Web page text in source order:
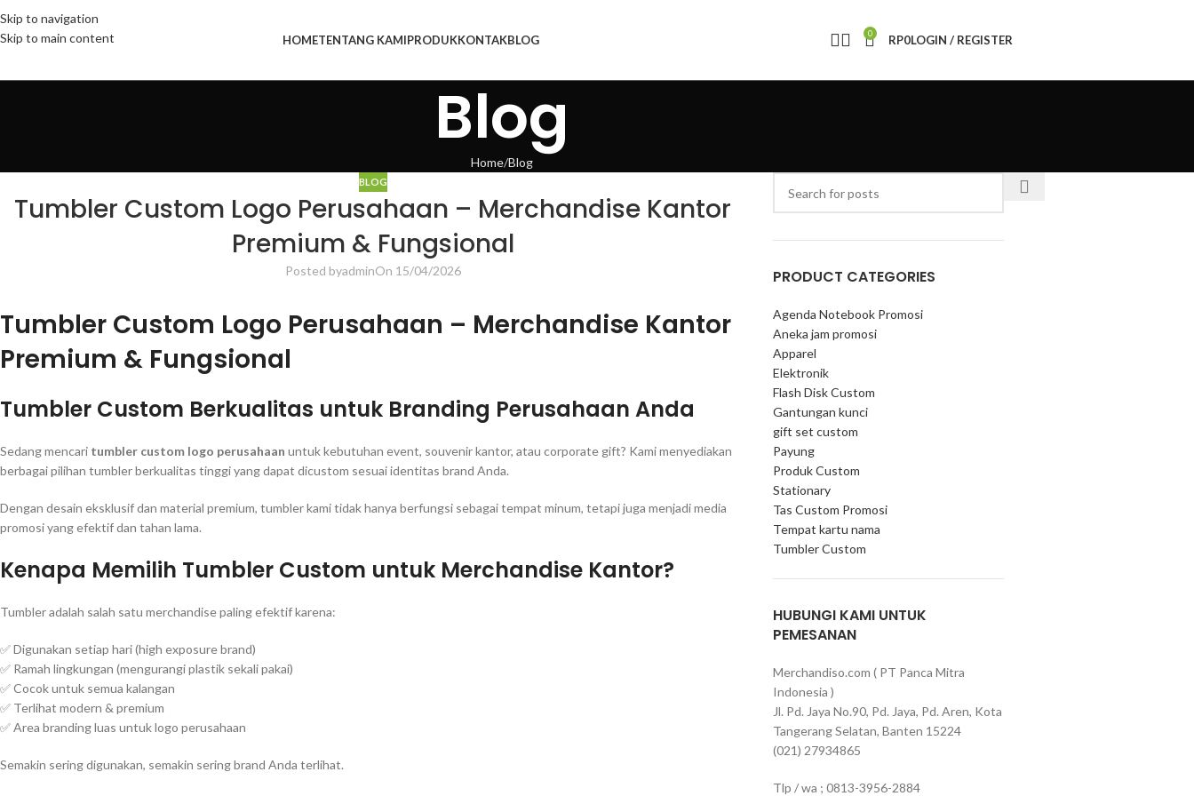
Skip to navigation
Skip to main content
HOMETENTANG KAMIPRODUKKONTAKBLOG 0 RP0LOGIN / REGISTER
Blog
Home Blog
BLOG
Tumbler Custom Logo Perusahaan – Merchandise Kantor
Premium & Fungsional
Posted byadminOn 15/04/2026
Tumbler Custom Logo Perusahaan – Merchandise Kantor
Premium & Fungsional
Tumbler Custom Berkualitas untuk Branding Perusahaan Anda
Sedang mencari tumbler custom logo perusahaan untuk kebutuhan event, souvenir kantor, atau corporate gift? Kami menyediakan
berbagai pilihan tumbler berkualitas tinggi yang dapat dicustom sesuai identitas brand Anda.
Dengan desain eksklusif dan material premium, tumbler kami tidak hanya berfungsi sebagai tempat minum, tetapi juga menjadi media
promosi yang efektif dan tahan lama.
Kenapa Memilih Tumbler Custom untuk Merchandise Kantor?
Tumbler adalah salah satu merchandise paling efektif karena:
✅ Digunakan setiap hari (high exposure brand)
✅ Ramah lingkungan (mengurangi plastik sekali pakai)
✅ Cocok untuk semua kalangan
✅ Terlihat modern & premium
✅ Area branding luas untuk logo perusahaan
Semakin sering digunakan, semakin sering brand Anda terlihat.
PRODUCT CATEGORIES
Agenda Notebook Promosi
Aneka jam promosi
Apparel
Elektronik
Flash Disk Custom
Gantungan kunci
gift set custom
Payung
Produk Custom
Stationary
Tas Custom Promosi
Tempat kartu nama
Tumbler Custom
HUBUNGI KAMI UNTUK
PEMESANAN
Merchandiso.com ( PT Panca Mitra
Indonesia )
Jl. Pd. Jaya No.90, Pd. Jaya, Pd. Aren, Kota
Tangerang Selatan, Banten 15224
(021) 27934865
Tlp / wa ; 0813-3956-2884